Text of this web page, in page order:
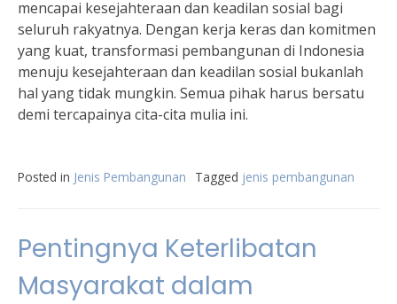
mencapai kesejahteraan dan keadilan sosial bagi
seluruh rakyatnya. Dengan kerja keras dan komitmen
yang kuat, transformasi pembangunan di Indonesia
menuju kesejahteraan dan keadilan sosial bukanlah
hal yang tidak mungkin. Semua pihak harus bersatu
demi tercapainya cita-cita mulia ini.
Posted in Jenis Pembangunan Tagged jenis pembangunan
Pentingnya Keterlibatan
Masyarakat dalam